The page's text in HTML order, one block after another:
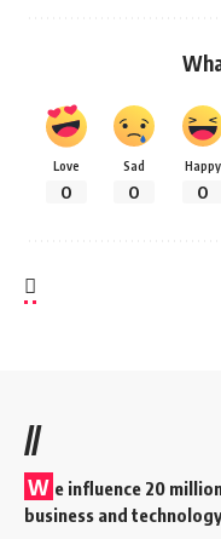
Love
0
Sad
0
Happy
0
//
W e influence 20
business and